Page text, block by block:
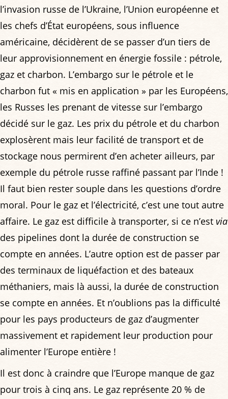
l’invasion russe de l’Ukraine, l’Union européenne et
les chefs d’État européens, sous influence
américaine, décidèrent de se passer d’un tiers de
leur approvisionnement en énergie fossile : pétrole,
gaz et charbon. L’embargo sur le pétrole et le
charbon fut « mis en application » par les Européens,
les Russes les prenant de vitesse sur l’embargo
décidé sur le gaz. Les prix du pétrole et du charbon
explosèrent mais leur facilité de transport et de
stockage nous permirent d’en acheter ailleurs, par
exemple du pétrole russe raffiné passant par l’Inde !
Il faut bien rester souple dans les questions d’ordre
moral. Pour le gaz et l’électricité, c’est une tout autre
affaire. Le gaz est difficile à transporter, si ce n’est via
des pipelines dont la durée de construction se
compte en années. L’autre option est de passer par
des terminaux de liquéfaction et des bateaux
méthaniers, mais là aussi, la durée de construction
se compte en années. Et n’oublions pas la difficulté
pour les pays producteurs de gaz d’augmenter
massivement et rapidement leur production pour
alimenter l’Europe entière !
Il est donc à craindre que l’Europe manque de gaz
pour trois à cinq ans. Le gaz représente 20 % de